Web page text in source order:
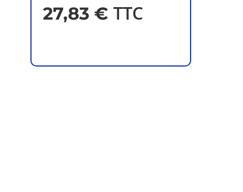
27,83 € TTC